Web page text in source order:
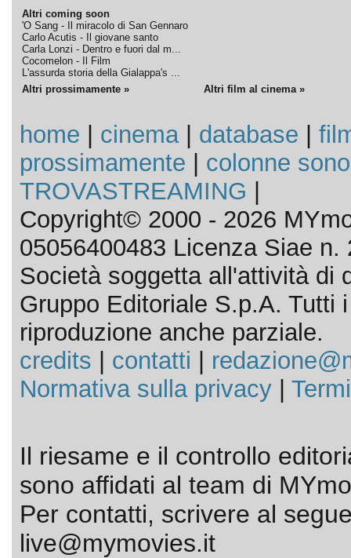
Altri coming soon
'O Sang - Il miracolo di San Gennaro
Carlo Acutis - Il giovane santo
Carla Lonzi - Dentro e fuori dal m...
Cocomelon - Il Film
L'assurda storia della Gialappa's ...
Altri prossimamente »
Altri film al cinema »
home cinema| database
prossimamente
colonne
TROVASTREAMING
Copyright© 2000 - 2026
05056400483 Licenza Siae n.
Società soggetta all'attività di
Gruppo Editoriale S.p.A. Tutti
riproduzione anche parziale.
credits
contatti
Normativa sulla privacy|
Il riesame e il controllo
sono affidati al team di
Per contatti, scrivere al
live@mymovies.it